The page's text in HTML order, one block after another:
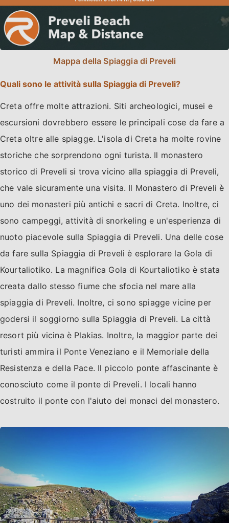
Mappa della Spiaggia di Preveli
Quali sono le attività sulla Spiaggia di Preveli?
Creta offre molte attrazioni. Siti archeologici, musei e
escursioni dovrebbero essere le principali cose da fare a
Creta oltre alle spiagge. L'isola di Creta ha molte rovine
storiche che sorprendono ogni turista. Il monastero
storico di Preveli si trova vicino alla spiaggia di Preveli,
che vale sicuramente una visita. Il Monastero di Preveli è
uno dei monasteri più antichi e sacri di Creta. Inoltre, ci
sono campeggi, attività di snorkeling e un'esperienza di
nuoto piacevole sulla Spiaggia di Preveli. Una delle cose
da fare sulla Spiaggia di Preveli è esplorare la Gola di
Kourtaliotiko. La magnifica Gola di Kourtaliotiko è stata
creata dallo stesso fiume che sfocia nel mare alla
spiaggia di Preveli. Inoltre, ci sono spiagge vicine per
godersi il soggiorno sulla Spiaggia di Preveli. La città
resort più vicina è Plakias. Inoltre, la maggior parte dei
turisti ammira il Ponte Veneziano e il Memoriale della
Resistenza e della Pace. Il piccolo ponte affascinante è
conosciuto come il ponte di Preveli. I locali hanno
costruito il ponte con l'aiuto dei monaci del monastero.